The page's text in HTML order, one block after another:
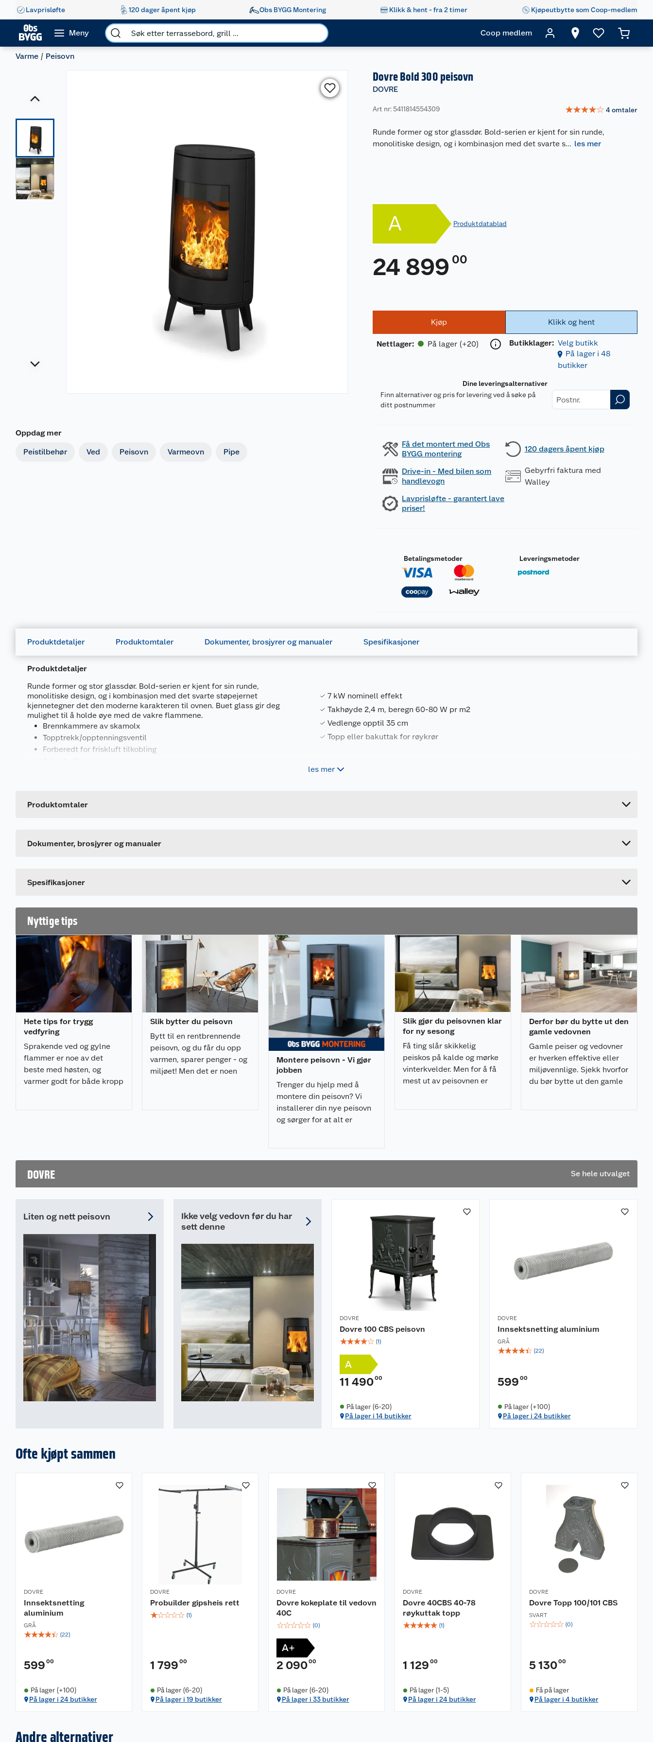
Lavprisløfte 120 dager åpent kjøp Obs BYGG Montering Klikk & hent - fra 2 timer Kjøpeutbytte som Coop-medlem
Meny Coop medlem
Varme Peisovn
Oppdag mer
Peistilbehør Ved Peisovn Varmeovn Pipe
Dovre Bold 300 peisovn
DOVRE
Art nr: 5411814554309 ☆☆☆☆☆ 4omtaler
Runde former og stor glassdør. Bold-serien er kjent for sin runde,
monolitiske design, og i kombinasjon med det svarte s... les mer
A Produktdatablad
24 899 00
Kjøp
Nettlager: På lager (+20)
Klikk og hent
Butikklager: Velg butikk
På lager i 48
butikker
Dine leveringsalternativer
Finn alternativer og pris for levering ved å søke på
ditt postnummer
Få det montert med Obs
BYGG montering
120 dagers åpent kjøp
Drive-in - Med bilen som
handlevogn
Gebyrfri faktura med
Walley
Lavprisløfte - garantert lave
priser!
Betalingsmetoder Leveringsmetoder
Produktdetaljer Produktomtaler Dokumenter, brosjyrer og manualer Spesifikasjoner
Produktdetaljer
Runde former og stor glassdør. Bold-serien er kjent for sin runde,
monolitiske design, og i kombinasjon med det svarte støpejernet
kjennetegner det den moderne karakteren til ovnen. Buet glass gir deg
mulighet til å holde øye med de vakre flammene.
Brennkammere av skamolx
Topptrekk/opptenningsventil
Forberedt for friskluft tilkobling
Effekt
Oppvarmingsareal (m²): Takhøyde 2,4 m, beregn 60-80 pr m²
Bredde (mm): 490
Dybde (mm): 420
Vekt (kg): 130
Vedlengde maks (cm): 35
Røykrør plassering: topp og bak
Røykrør diameter (Ø mm): 150
Avstand gulv til senter bak (cm): 85
Avstand til brennbart materiale
Bak (cm): 30
Til siden (cm): 25
Møbleringsavstand (cm):
Avstand til brannmur (cm): 5
Produktegenskaper
7 kW nominell effekt
Takhøyde 2,4 m, beregn 60-80 W pr m2
Vedlenge opptil 35 cm
Topp eller bakuttak for røykrør
les mer
Produktomtaler
Dokumenter, brosjyrer og manualer
Brosjyrer
670772_5411814402624_.pdf
Spesifikasjoner
Leverandørens artikkelnummer
Nyttige tips
Hete tips for trygg
vedfyring
Sprakende ved og gylne
flammer er noe av det
beste med høsten, og
varmer godt for både kropp
Slik bytter du peisovn
Bytt til en rentbrennende
peisovn, og du får du opp
varmen, sparer penger - og
miljøet! Men det er noen
Montere peisovn - Vi gjør
jobben
Trenger du hjelp med å
montere din peisovn? Vi
installerer din nye peisovn
og sørger for at alt er
Slik gjør du peisovnen klar
for ny sesong
Få ting slår skikkelig
peiskos på kalde og mørke
vinterkvelder. Men for å få
mest ut av peisovnen er
Derfor bør du bytte ut den
gamle vedovnen
Gamle peiser og vedovner
er hverken effektive eller
miljøvennlige. Sjekk hvorfor
du bør bytte ut den gamle
DOVRE Se hele utvalget
Liten og nett peisovn
Ikke velg vedovn før du har
sett denne
DOVRE
Dovre 100 CBS peisovn
☆☆☆☆☆ (1)
A
11 49000
På lager (6-20)
På lager i 14 butikker
DOVRE
Innsektsnetting aluminium
GRÅ
☆☆☆☆☆ (22)
599 00
På lager (+100)
På lager i 24 butikker
Ofte kjøpt sammen
DOVRE
Innsektsnetting
aluminium
GRÅ
☆☆☆☆☆ (22)
599 00
På lager (+100)
På lager i 24 butikker
DOVRE
Probuilder gipsheis rett
☆☆☆☆☆ (1)
1 799 00
På lager (6-20)
På lager i 19 butikker
DOVRE
Dovre kokeplate til vedovn
40C
☆☆☆☆☆ (0)
A+
2 09000
På lager (6-20)
På lager i 33 butikker
DOVRE
Dovre 40CBS 40-78
røykuttak topp
☆☆☆☆☆ (1)
1 129 00
På lager (1-5)
På lager i 24 butikker
DOVRE
Dovre Topp 100/101 CBS
SVART
☆☆☆☆☆ (0)
5 13000
Få på lager
På lager i 4 butikker
Andre alternativer